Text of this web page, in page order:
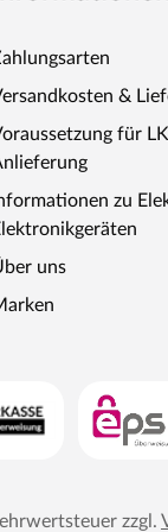
und
Fokus auf
Meetingboxen
Leistungs-
&
für
zu
uns
zzgl.